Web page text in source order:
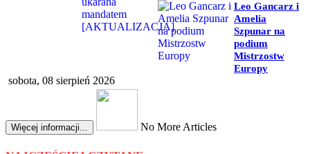
Leo Gancarz i
Amelia
Szpunar na
podium
Mistrzostw
Europy
sobota, 08 sierpień 2026
Więcej informacji... No More Articles